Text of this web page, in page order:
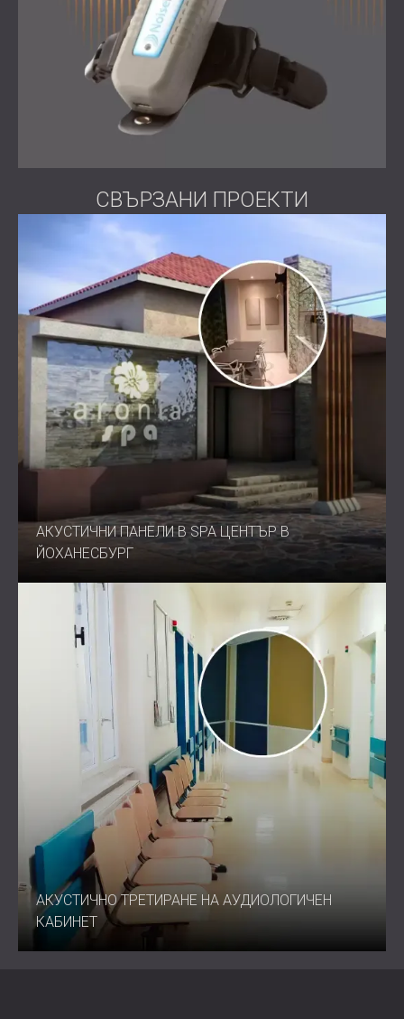
СВЪРЗАНИ ПРОЕКТИ
АКУСТИЧНИ ПАНЕЛИ В SPA ЦЕНТЪР В
ЙОХАНЕСБУРГ
АКУСТИЧНО ТРЕТИРАНЕ НА АУДИОЛОГИЧЕН
КАБИНЕТ